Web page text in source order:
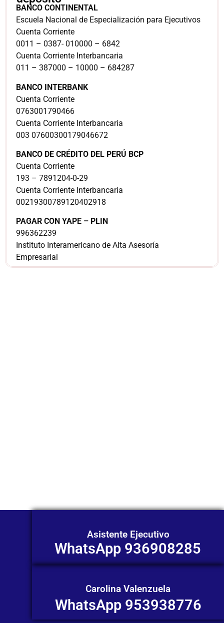
BANCO CONTINENTAL
Escuela Nacional de Especialización para Ejecutivos
Cuenta Corriente
0011 – 0387- 010000 – 6842
Cuenta Corriente Interbancaria
011 – 387000 – 10000 – 684287
BANCO INTERBANK
Cuenta Corriente
0763001790466
Cuenta Corriente Interbancaria
003 07600300179046672
BANCO DE CRÉDITO DEL PERÚ BCP
Cuenta Corriente
193 – 7891204-0-29
Cuenta Corriente Interbancaria
00219300789120402918
PAGAR CON YAPE – PLIN
996362239
Instituto Interamericano de Alta Asesoría
Empresarial
Asistente Ejecutivo
WhatsApp 936908285
Carolina Valenzuela
WhatsApp 953938776